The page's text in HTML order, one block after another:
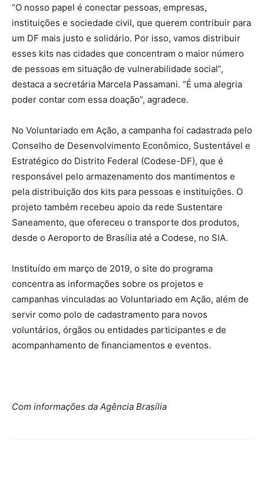
“O nosso papel é conectar pessoas, empresas,
instituições e sociedade civil, que querem contribuir para
um DF mais justo e solidário. Por isso, vamos distribuir
esses kits nas cidades que concentram o maior número
de pessoas em situação de vulnerabilidade social”,
destaca a secretária Marcela Passamani. “É uma alegria
poder contar com essa doação”, agradece.
No Voluntariado em Ação, a campanha foi cadastrada pelo
Conselho de Desenvolvimento Econômico, Sustentável e
Estratégico do Distrito Federal (Codese-DF), que é
responsável pelo armazenamento dos mantimentos e
pela distribuição dos kits para pessoas e instituições. O
projeto também recebeu apoio da rede Sustentare
Saneamento, que ofereceu o transporte dos produtos,
desde o Aeroporto de Brasília até a Codese, no SIA.
Instituído em março de 2019, o site do programa
concentra as informações sobre os projetos e
campanhas vinculadas ao Voluntariado em Ação, além de
servir como polo de cadastramento para novos
voluntários, órgãos ou entidades participantes e de
acompanhamento de financiamentos e eventos.
Com informações da Agência Brasília